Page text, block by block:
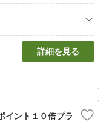
詳細を見る
イント１０倍プラ